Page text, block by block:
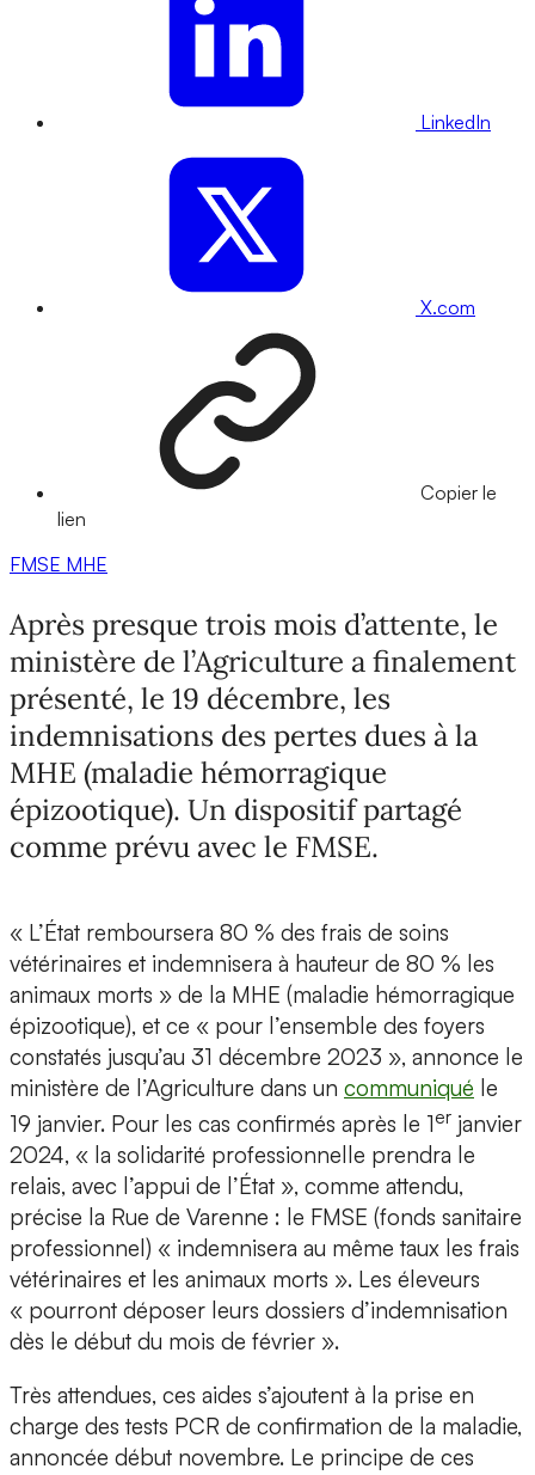
LinkedIn
X.com
Copier le
lien
FMSE MHE
Après presque trois mois d’attente, le
ministère de l’Agriculture a finalement
présenté, le 19 décembre, les
indemnisations des pertes dues à la
MHE (maladie hémorragique
épizootique). Un dispositif partagé
comme prévu avec le FMSE.
« L’État remboursera 80 % des frais de soins
vétérinaires et indemnisera à hauteur de 80 % les
animaux morts » de la MHE (maladie hémorragique
épizootique), et ce « pour l’ensemble des foyers
constatés jusqu’au 31 décembre 2023 », annonce le
ministère de l’Agriculture dans un communiqué le
19 janvier. Pour les cas confirmés après le 1er janvier
2024, « la solidarité professionnelle prendra le
relais, avec l’appui de l’État », comme attendu,
précise la Rue de Varenne : le FMSE (fonds sanitaire
professionnel) « indemnisera au même taux les frais
vétérinaires et les animaux morts ». Les éleveurs
« pourront déposer leurs dossiers d’indemnisation
dès le début du mois de février ».
Très attendues, ces aides s’ajoutent à la prise en
charge des tests PCR de confirmation de la maladie,
annoncée début novembre. Le principe de ces